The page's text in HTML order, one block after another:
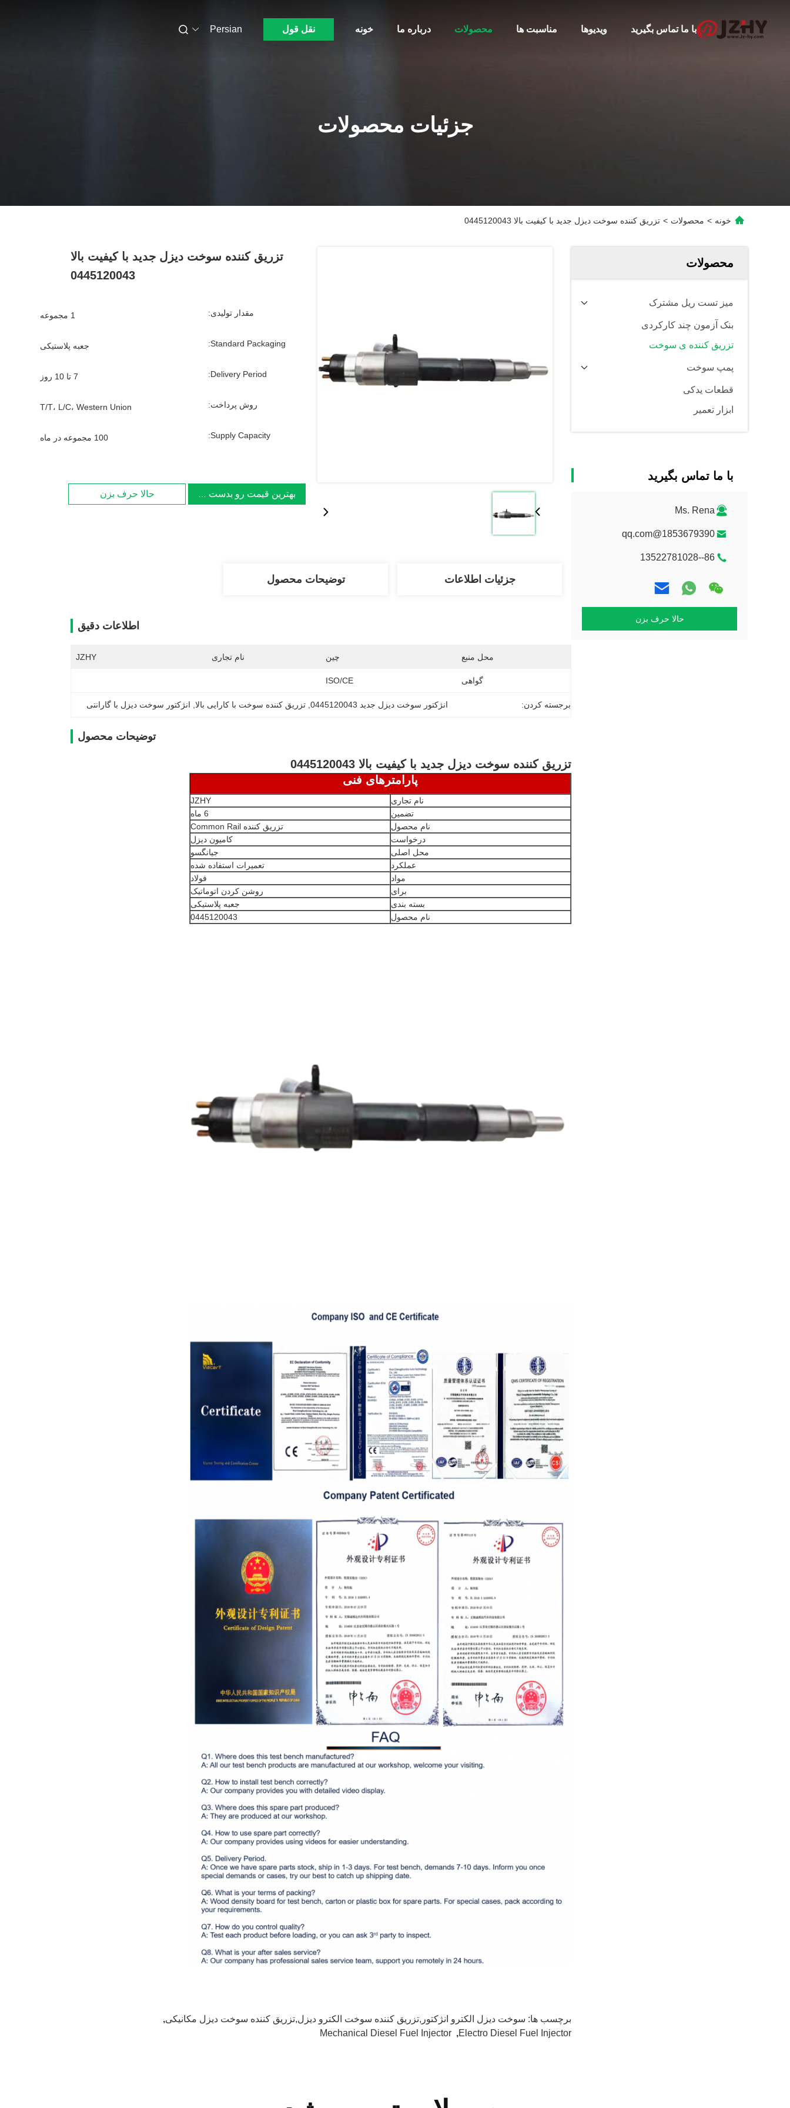
خونه درباره ما محصولات مناسبت ها ویدیوها با ما تماس بگیرید نقل قول Persian
جزئیات محصولات
خونه > محصولات > تزریق کننده سوخت دیزل جدید با کیفیت بالا 0445120043
محصولات
میز تست ریل مشترک
بنک آزمون چند کارکردی
تزریق کننده ی سوخت
پمپ سوخت
قطعات یدکی
ابزار تعمیر
با ما تماس بگیرید
Ms. Rena
1853679390@qq.com
86--13522781028
حالا حرف بزن
تزریق کننده سوخت دیزل جدید با کیفیت بالا
0445120043
مقدار تولیدی: 1 مجموعه
Standard Packaging: جعبه پلاستیکی
Delivery Period: 7 تا 10 روز
روش پرداخت: T/T، L/C، Western Union
Supply Capacity: 100 مجموعه در ماه
بهترین قیمت رو بدست بیار حالا حرف بزن
جزئیات اطلاعات توضیحات محصول
اطلاعات دقیق
محل منبع چین نام تجاری JZHY
گواهی ISO/CE
برجسته کردن: انژکتور سوخت دیزل جدید 0445120043 , تزریق کننده سوخت با کارایی بالا انژکتور سوخت دیزل با گارانتی
توضیحات محصول
تزریق کننده سوخت دیزل جدید با کیفیت بالا 0445120043
پارامترهای فنی
نام تجاری
JZHY
تضمین
6 ماه
نام محصول
تزریق کننده Common Rail
درخواست
کامیون دیزل
محل اصلی
جیانگسو
عملکرد
تعمیرات استفاده شده
مواد
فولاد
برای
روشن کردن اتوماتیک
بسته بندی
جعبه پلاستیکی
نام محصول
0445120043
برچسب ها: سوخت دیزل الکترو انژکتور,تزریق کننده سوخت الکترو دیزل,تزریق کننده سوخت دیزل مکانیکی,
Electro Diesel Fuel Injector
,
Mechanical Diesel Fuel Injector